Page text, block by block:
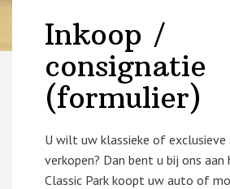
Inkoop /
consignatie
(formulier)
U wilt uw klassieke of
verkopen? Dan bent u bij ons aan
Classic Park koopt uw auto of